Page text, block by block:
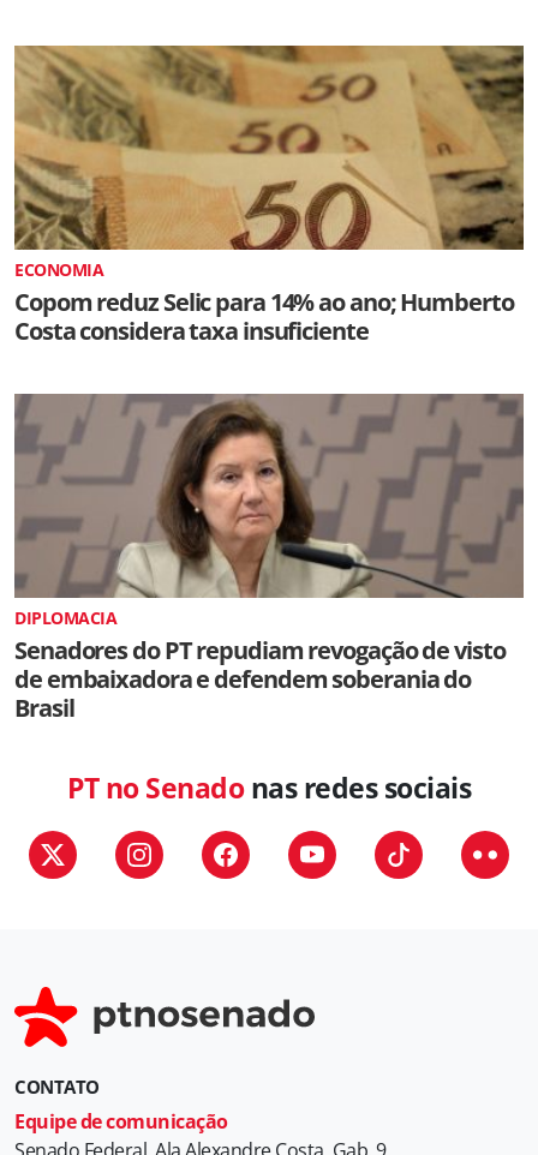
ECONOMIA
Copom reduz Selic para 14% ao ano; Humberto
Costa considera taxa insuficiente
DIPLOMACIA
Senadores do PT repudiam revogação de visto
de embaixadora e defendem soberania do
Brasil
PT no Senadonas redes sociais
CONTATO
Equipe de comunicação